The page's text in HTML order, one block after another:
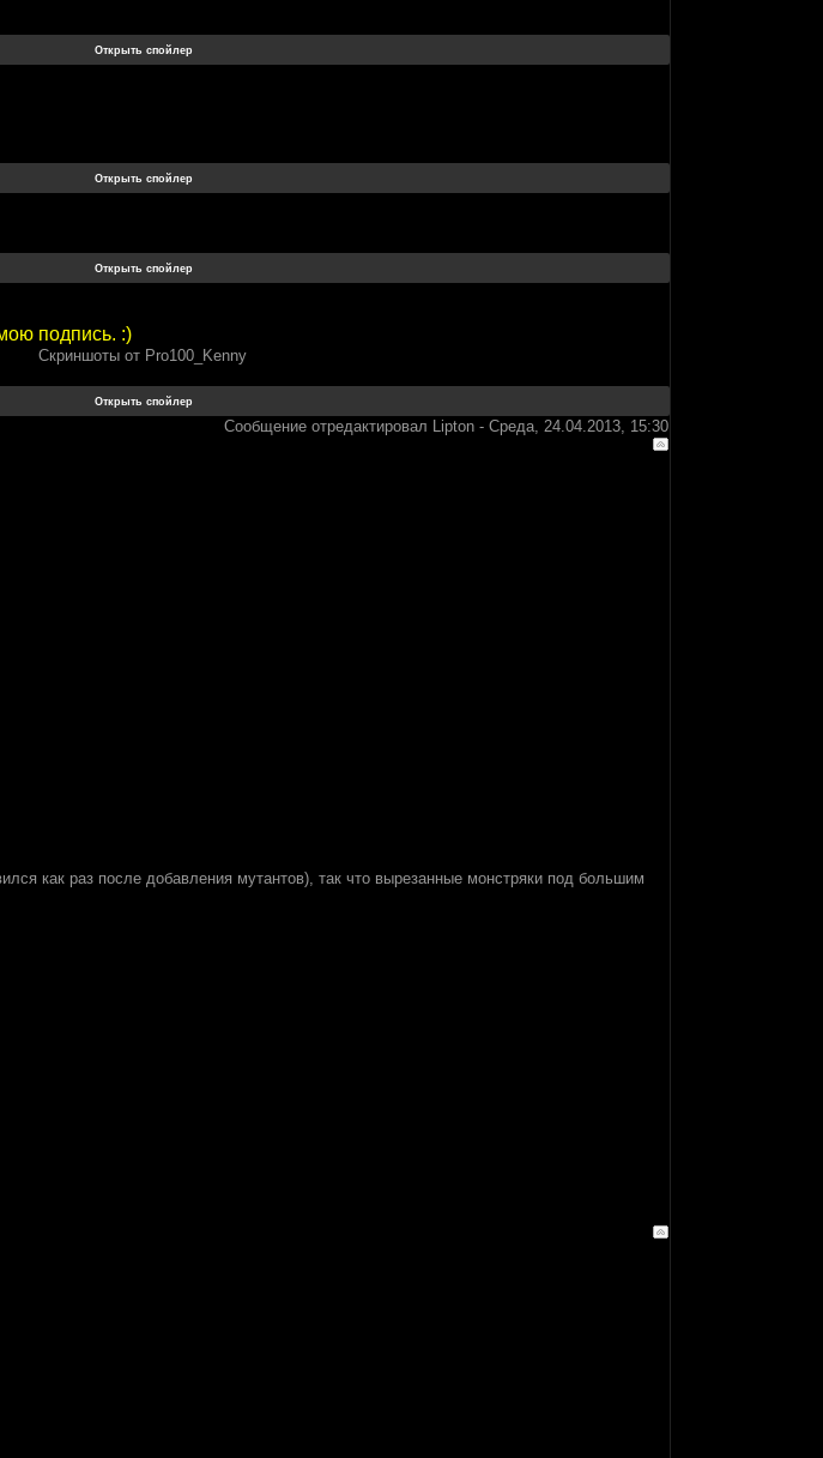
подпись. :)
Скриншоты от Pro100_Kenny
Сообщение отредактировал Lipton - Среда, 24.04.2013, 15:30
как раз после добавления мутантов), так что вырезанные монстряки под большим